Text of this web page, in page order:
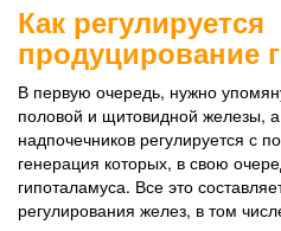
Как регулируется
продуцирование
В первую очередь, нужно
половой и щитовидной железы,
надпочечников регулируется с
генерация которых, в свою
гипоталамуса. Все это
регулирования желез, в том